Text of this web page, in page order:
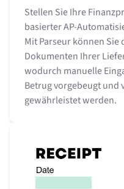
Stellen Sie Ihre
basierter AP-
Mit Parseur können
Dokumenten Ihrer
wodurch manuelle
Betrug vorgebeugt und
gewährleistet werden.